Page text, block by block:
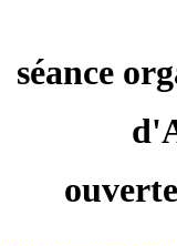
séance